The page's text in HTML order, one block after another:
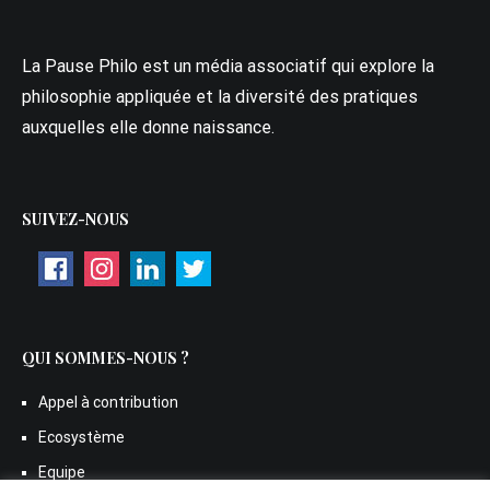
La Pause Philo est un média associatif qui explore la
philosophie appliquée et la diversité des pratiques
auxquelles elle donne naissance.
SUIVEZ-NOUS
QUI SOMMES-NOUS ?
Appel à contribution
Ecosystème
Equipe